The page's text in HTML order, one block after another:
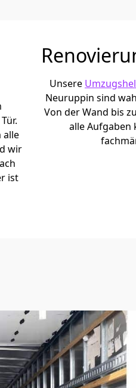
alle
wir
ist
Unsere
Neuruppin sind
Von der Wand bis
alle Aufgaben